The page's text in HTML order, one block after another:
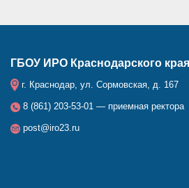
ГБОУ ИРО Краснодарского края
г. Краснодар, ул. Сормовская, д. 167
8 (861) 203-53-01 — приемная ректора
post@iro23.ru